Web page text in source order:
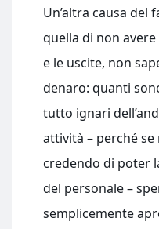
Un’altra causa del
quella di non
e le uscite, non
denaro: quanti
tutto ignari
attività – perché
credendo di poter
del personale –
semplicemente